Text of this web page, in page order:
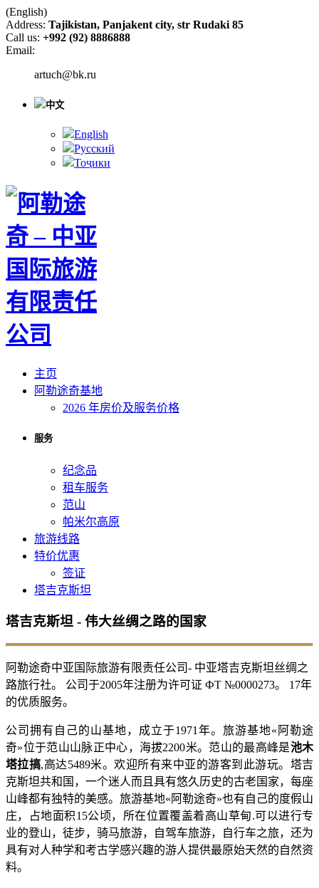
(English)
Address: Tajikistan, Panjakent city, str Rudaki 85
Call us: +992 (92) 8886888
Email:
artuch@bk.ru
中文
English
Русский
Тоҷики
主页
阿勒途奇基地
2026 年房价及服务价格
服务
纪念品
租车服务
范山
帕米尔高原
旅游线路
特价优惠
签证
塔吉克斯坦
塔吉克斯坦 - 伟大丝绸之路的国家
阿勒途奇中亚国际旅游有限责任公司- 中亚塔吉克斯坦丝绸之
路旅行社。 公司于2005年注册为许可证 ФТ №0000273。 17年
的优质服务。
公司拥有自己的山基地，成立于1971年。旅游基地«阿勒途
奇»位于范山山脉正中心，海拔2200米。范山的最高峰是池木
塔拉搞,高达5489米。欢迎所有来中亚的游客到此游玩。塔吉
克斯坦共和国，一个迷人而且具有悠久历史的古老国家，每座
山峰都有独特的美感。旅游基地«阿勒途奇»也有自己的度假山
庄，占地面积15公顷，所在位置覆盖着高山草甸.可以进行专
业的登山，徒步，骑马旅游，自驾车旅游，自行车之旅，还为
具有对人种学和考古学感兴趣的游人提供最原始天然的自然资
料。